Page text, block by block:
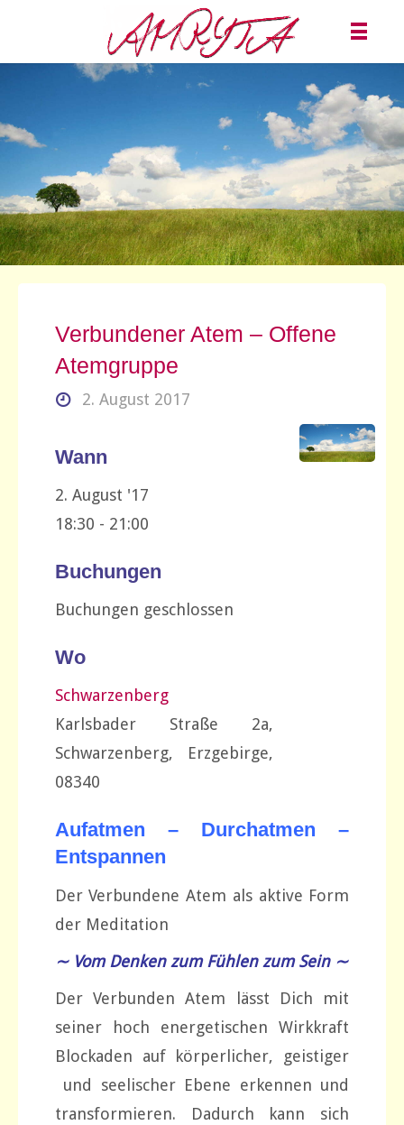
Verbundener Atem – Offene
Atemgruppe
2. August 2017
Wann
2. August '17
18:30 - 21:00
Buchungen
Buchungen geschlossen
Wo
Schwarzenberg
Karlsbader Straße 2a,
Schwarzenberg, Erzgebirge,
08340
Aufatmen – Durchatmen –
Entspannen
Der Verbundene Atem als aktive Form
der Meditation
∼ Vom Denken zum Fühlen zum Sein ∼
Der Verbunden Atem lässt Dich mit
seiner hoch energetischen Wirkkraft
Blockaden auf körperlicher, geistiger
und seelischer Ebene erkennen und
transformieren. Dadurch kann sich